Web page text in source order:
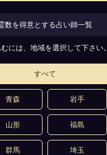
数を得意とする占い師一覧
には、地域を選択して下さい。
すべて
青森 岩手
山形 福島
群馬 埼玉